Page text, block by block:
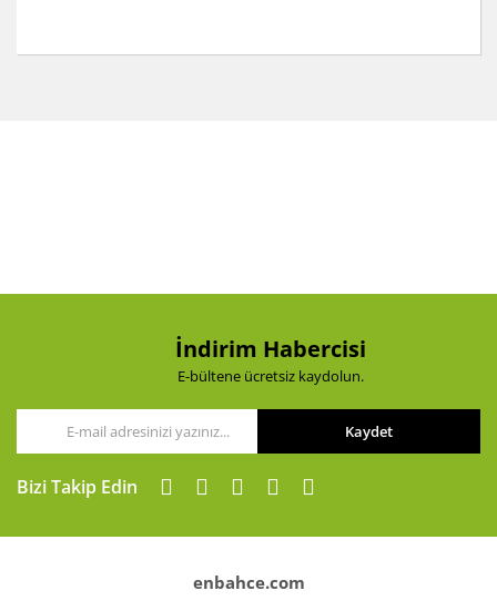
Ürün fiyatı diğer sitelerden daha pahalı.
Gönder
İndirim Habercisi
E-bültene ücretsiz kaydolun.
Kaydet
Bizi Takip Edin
enbahce.com